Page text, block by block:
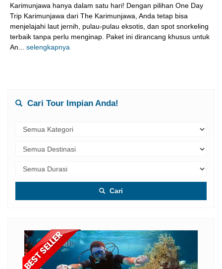
Karimunjawa hanya dalam satu hari! Dengan pilihan One Day
Trip Karimunjawa dari The Karimunjawa, Anda tetap bisa
menjelajahi laut jernih, pulau-pulau eksotis, dan spot snorkeling
terbaik tanpa perlu menginap. Paket ini dirancang khusus untuk
An... selengkapnya
Cari Tour Impian Anda!
Cari